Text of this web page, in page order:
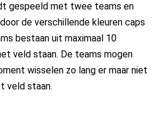
gespeeld met twee teams en
de verschillende kleuren caps
bestaan uit maximaal 10
veld staan. De teams mogen
wisselen zo lang er maar niet
veld staan.